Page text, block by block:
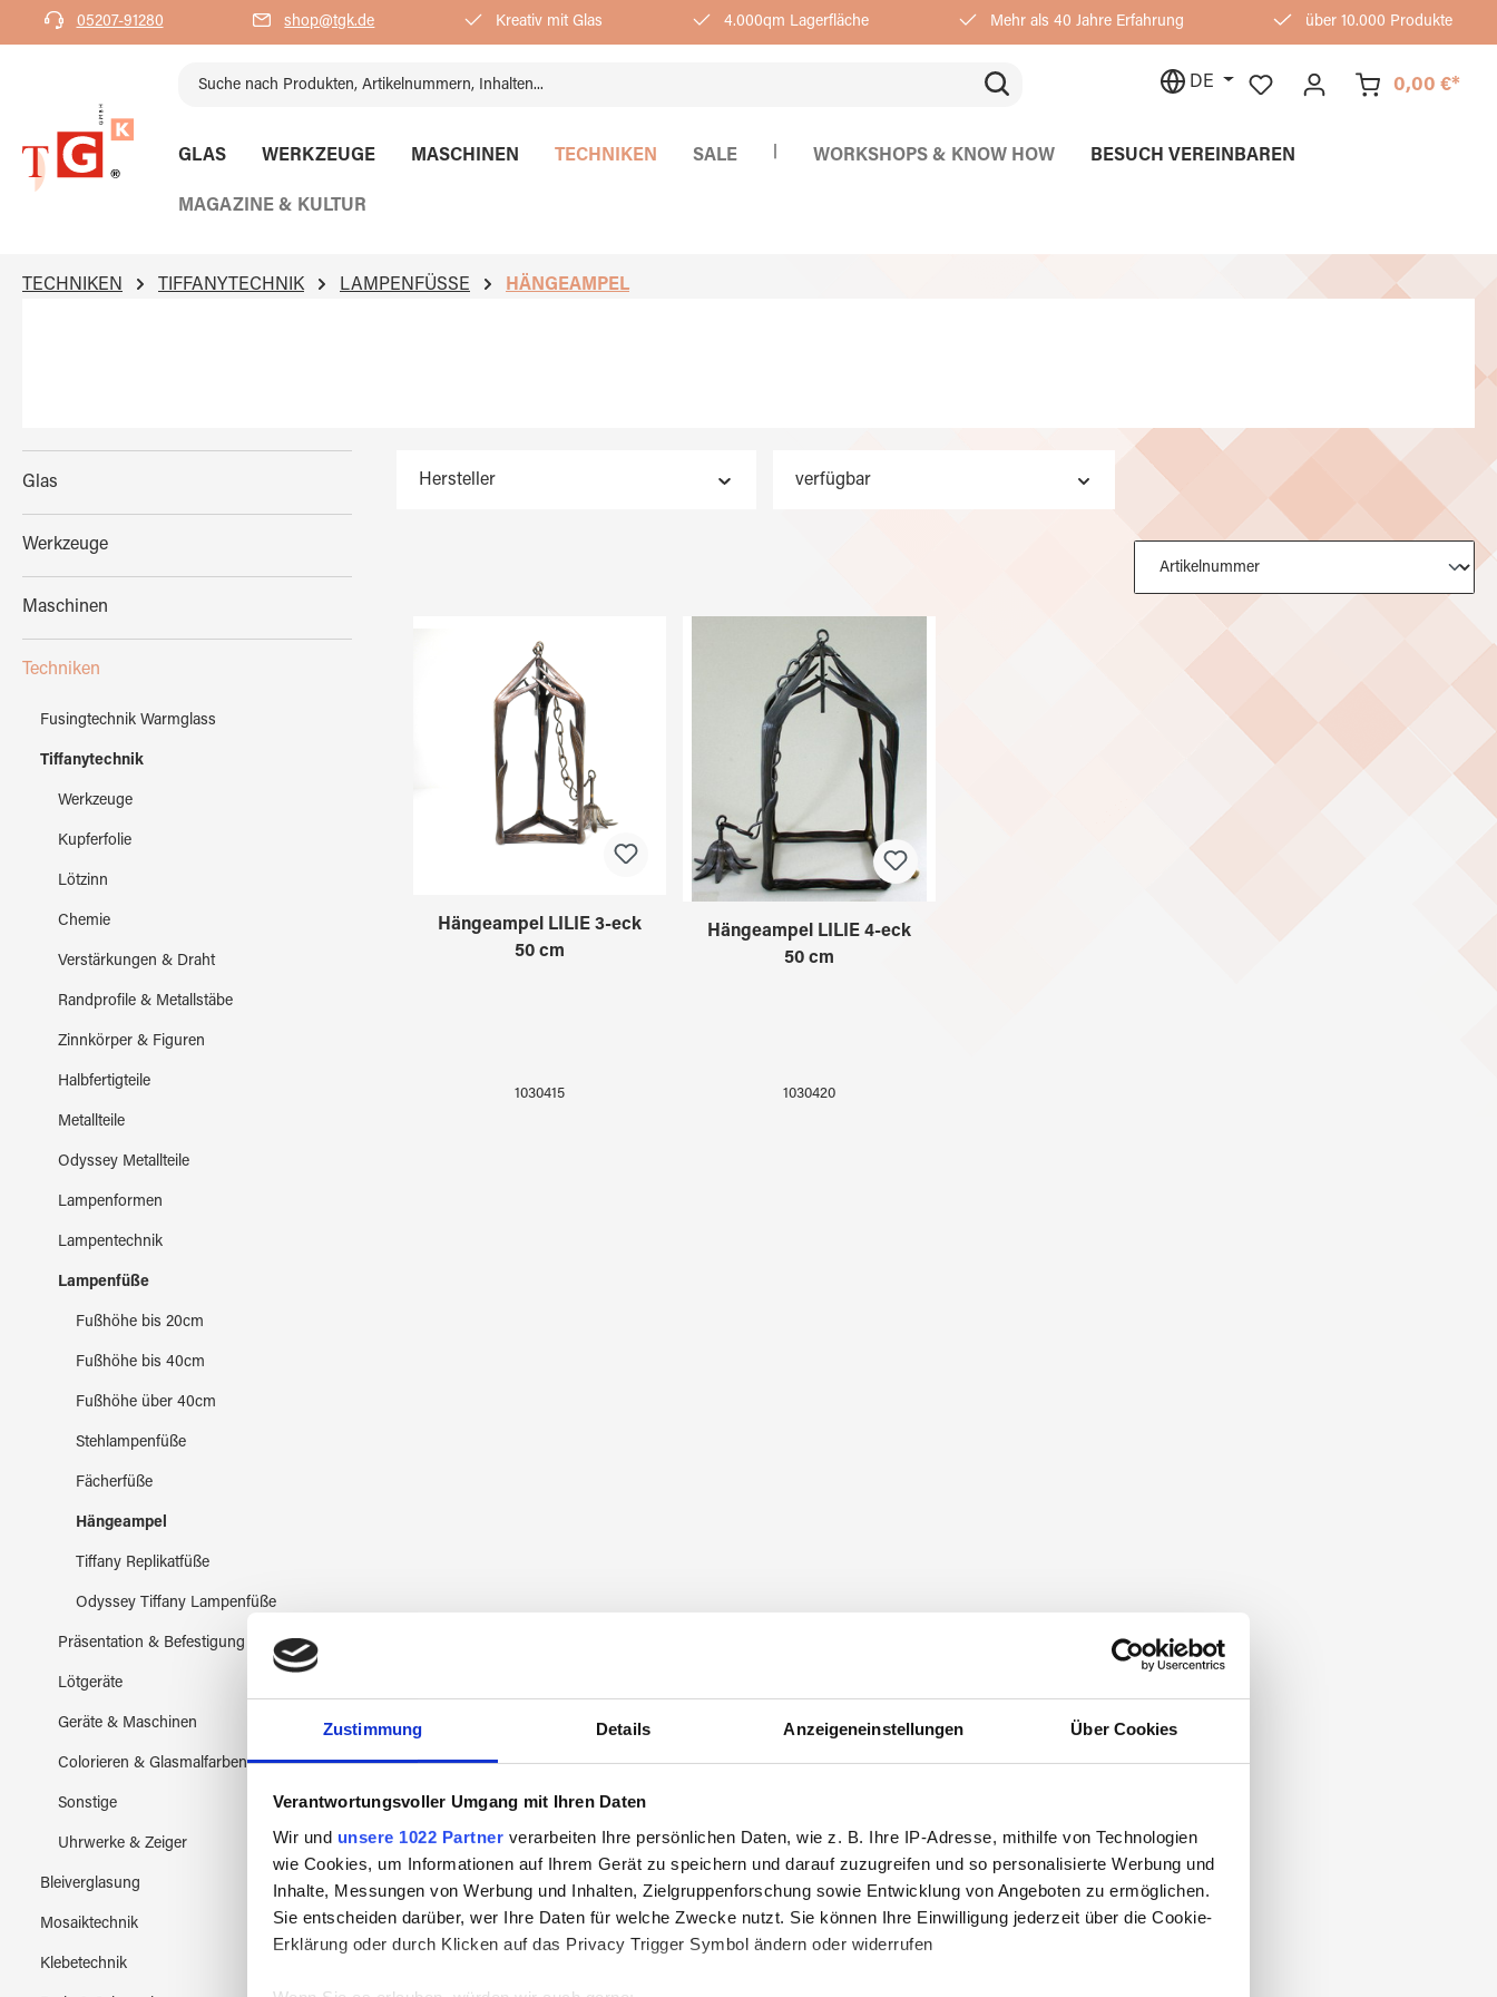
Zustimmung Details Anzeigeneinstellungen Über Cookies
Verantwortungsvoller Umgang mit Ihren Daten
Wir und unsere 1022 Partner verarbeiten Ihre persönlichen Daten, wie z. B. Ihre IP-Adresse, mithilfe von Technologien
wie Cookies, um Informationen auf Ihrem Gerät zu speichern und darauf zuzugreifen und so personalisierte Werbung und
Inhalte, Messungen von Werbung und Inhalten, Zielgruppenforschung sowie Entwicklung von Angeboten zu ermöglichen.
Sie entscheiden darüber, wer Ihre Daten für welche Zwecke nutzt. Sie können Ihre Einwilligung jederzeit über die Cookie-
Erklärung oder durch Klicken auf das Privacy Trigger Symbol ändern oder widerrufen
Zur Hauptnavigation springen
05207-91280 shop@tgk.de Kreativ mit Glas 4.000qm Lagerfläche Mehr als 40 Jahre Erfahrung über 10.000 Produkte
DE 0,00 €*
GLAS WERKZEUGE MASCHINEN TECHNIKEN SALE WORKSHOPS & KNOW HOW BESUCH VEREINBAREN
MAGAZINE & KULTUR
TECHNIKEN TIFFANYTECHNIK LAMPENFÜSSE HÄNGEAMPEL
Glas
Werkzeuge
Maschinen
Techniken
Fusingtechnik Warmglass
Tiffanytechnik
Werkzeuge
Kupferfolie
Lötzinn
Chemie
Verstärkungen & Draht
Randprofile & Metallstäbe
Zinnkörper & Figuren
Halbfertigteile
Metallteile
Odyssey Metallteile
Lampenformen
Lampentechnik
Lampenfüße
Fußhöhe bis 20cm
Fußhöhe bis 40cm
Fußhöhe über 40cm
Stehlampenfüße
Fächerfüße
Hängeampel
Tiffany Replikatfüße
Odyssey Tiffany Lampenfüße
Präsentation & Befestigung
Lötgeräte
Geräte & Maschinen
Colorieren & Glasmalfarben
Sonstige
Uhrwerke & Zeiger
Bleiverglasung
Mosaiktechnik
Klebetechnik
Hersteller verfügbar
Hängeampel LILIE 3-eck
50 cm
1030415
Hängeampel LILIE 4-eck
50 cm
1030420